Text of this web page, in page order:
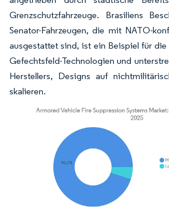
Grenzschutzfahrzeuge. Brasiliens
Senator-Fahrzeugen, die mit NATO-
ausgestattet sind, ist ein Beispiel für
Gefechtsfeld-Technologien und
Herstellers, Designs auf
skalieren.